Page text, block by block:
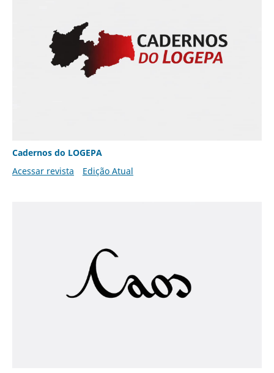
Cadernos do LOGEPA
Acessar revista
Edição Atual